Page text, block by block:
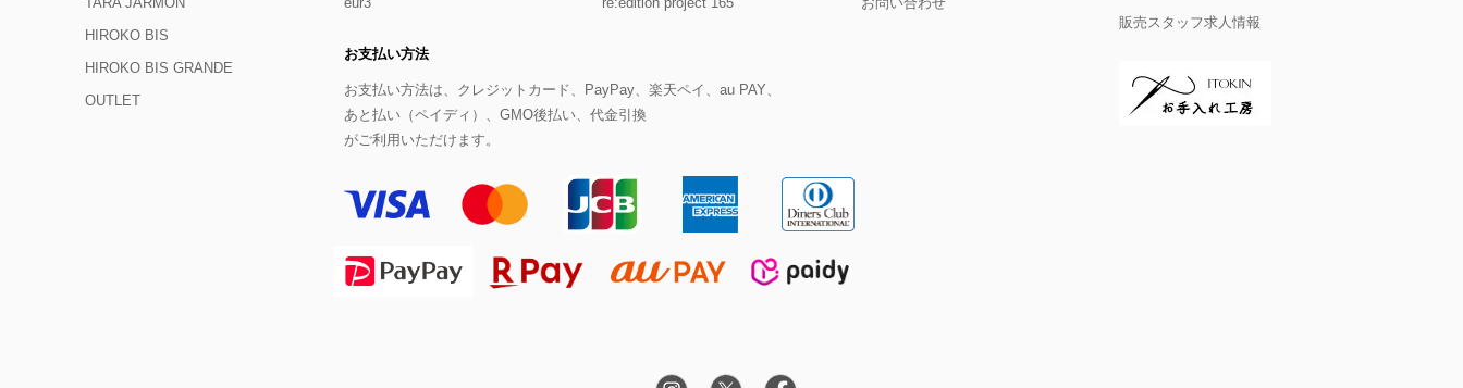
HIROKO BIS
HIROKO BIS GRANDE
OUTLET
お支払い方法
お支払い方法は、クレジットカード、PayPay、楽天ペイ、au PAY、
あと払い（ペイディ）、GMO後払い、代金引換
がご利用いただけます。
販売スタッフ求人情報